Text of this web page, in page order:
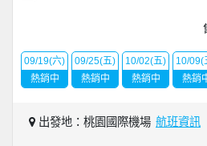
09/19(六)
熱銷中
09/25(五)
熱銷中
10/02(五)
熱銷中
10/09(
熱銷
出發地：桃園國際機場 航班資訊